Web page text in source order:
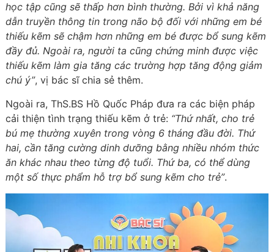
học tập cũng sẽ thấp hơn bình thường. Bởi vì khả năng
dẫn truyền thông tin trong não bộ đối với những em bé
thiếu kẽm sẽ chậm hơn những em bé được bổ sung kẽm
đầy đủ. Ngoài ra, người ta cũng chứng minh được việc
thiếu kẽm làm gia tăng các trường hợp tăng động giảm
chú ý”, vị bác sĩ chia sẻ thêm.
Ngoài ra, ThS.BS Hồ Quốc Pháp đưa ra các biện pháp
cải thiện tình trạng thiếu kẽm ở trẻ: “Thứ nhất, cho trẻ
bú mẹ thường xuyên trong vòng 6 tháng đầu đời. Thứ
hai, cần tăng cường dinh dưỡng bằng nhiều nhóm thức
ăn khác nhau theo từng độ tuổi. Thứ ba, có thể dùng
một số thực phẩm hỗ trợ bổ sung kẽm cho trẻ”.